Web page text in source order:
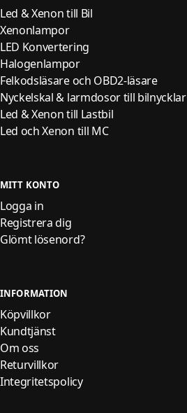
Led & Xenon till Bil
Xenonlampor
LED Konvertering
Halogenlampor
Felkodsläsare och OBD2-läsare
Nyckelskal & larmdosor till bilnycklar
Led & Xenon till Lastbil
Led och Xenon till MC
MITT KONTO
Logga in
Registrera dig
Glömt lösenord?
INFORMATION
Köpvillkor
Kundtjänst
Om oss
Returvillkor
Integritetspolicy